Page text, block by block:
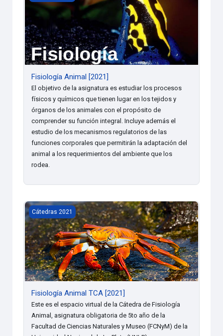
Fisiología Animal [2021]
El objetivo de la asignatura es estudiar los procesos
físicos y químicos que tienen lugar en los tejidos y
órganos de los animales con el propósito de
comprender su función integral. Incluye además el
estudio de los mecanismos regulatorios de las
funciones corporales que permitirán la adaptación del
animal a los requerimientos del ambiente que los
rodea.
Fisiología Animal TCA [2021]
Cátedras 2021
Fisiología Animal TCA [2021]
Este es el espacio virtual de la Cátedra de Fisiología
Animal, asignatura obligatoria de 5to año de la
Facultad de Ciencias Naturales y Museo (FCNyM) de la